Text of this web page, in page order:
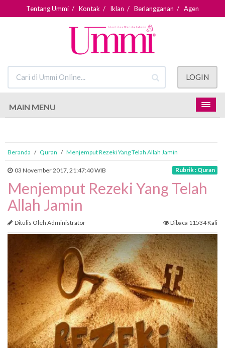
Tentang Ummi / Kontak / Iklan / Berlangganan / Agen
LOGIN
MAIN MENU
Beranda / Quran / Menjemput Rezeki Yang Telah Allah Jamin
03 November 2017, 21:47:40 WIB Rubrik : Quran
Menjemput Rezeki Yang Telah
Allah Jamin
Ditulis Oleh Administrator Dibaca 11534 Kali